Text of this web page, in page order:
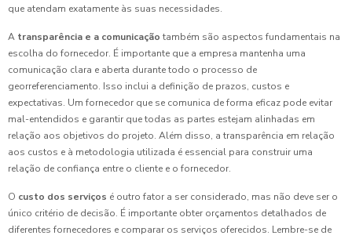
que atendam exatamente às suas necessidades.
A transparência e a comunicação também são aspectos fundamentais na
escolha do fornecedor. É importante que a empresa mantenha uma
comunicação clara e aberta durante todo o processo de
georreferenciamento. Isso inclui a definição de prazos, custos e
expectativas. Um fornecedor que se comunica de forma eficaz pode evitar
mal-entendidos e garantir que todas as partes estejam alinhadas em
relação aos objetivos do projeto. Além disso, a transparência em relação
aos custos e à metodologia utilizada é essencial para construir uma
relação de confiança entre o cliente e o fornecedor.
O custo dos serviços é outro fator a ser considerado, mas não deve ser o
único critério de decisão. É importante obter orçamentos detalhados de
diferentes fornecedores e comparar os serviços oferecidos. Lembre-se de